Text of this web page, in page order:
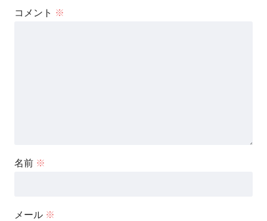
コメント ※
名前 ※
メール ※